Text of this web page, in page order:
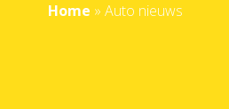
Home » Auto nieuws